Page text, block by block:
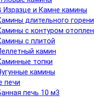
Изразце и Камне камины
длительного
с контуром
с плитой
камин
топки
камины
печи
печь 10 м3